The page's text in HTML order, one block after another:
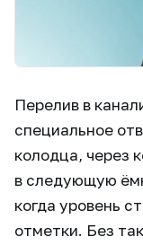
Перелив в
специальное
колодца, через
в следующую
когда уровень
отметки. Без